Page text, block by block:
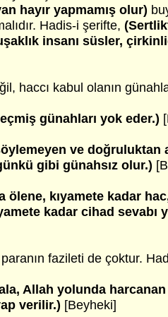
hayır yapmamış olur)
Hadis-i şerifte,
insanı süsler,
haccı kabul olanın
günahları yok eder.)
ve doğruluktan
gibi günahsız olur.)
ölene, kıyamete kadar
kadar cihad sevabı
fazileti de çoktur.
Allah yolunda
verilir.) [Beyheki]